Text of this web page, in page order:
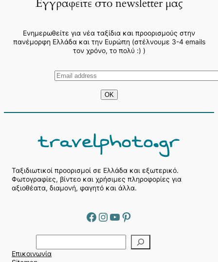
Εγγραφείτε στο newsletter μας
Ενημερωθείτε για νέα ταξίδια και προορισμούς στην
πανέμορφη Ελλάδα και την Ευρώπη (στέλνουμε 3-4 emails
τον χρόνο, το πολύ :) )
Ταξιδιωτικοί προορισμοί σε Ελλάδα και εξωτερικό.
Φωτογραφίες, βίντεο και χρήσιμες πληροφορίες για
αξιοθέατα, διαμονή, φαγητό και άλλα.
Facebook Instagram YouTube Pinterest
ν
α
Επικοινωνία